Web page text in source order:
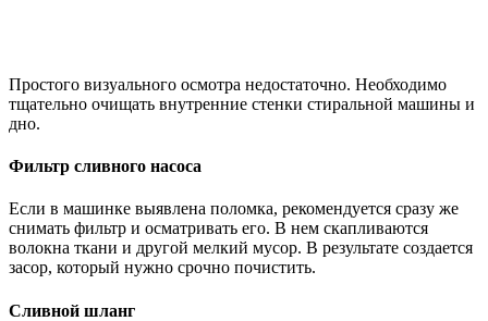
Простого визуального осмотра недостаточно. Необходимо
тщательно очищать внутренние стенки стиральной машины и
дно.
Фильтр сливного насоса
Если в машинке выявлена поломка, рекомендуется сразу же
снимать фильтр и осматривать его. В нем скапливаются
волокна ткани и другой мелкий мусор. В результате создается
засор, который нужно срочно почистить.
Сливной шланг